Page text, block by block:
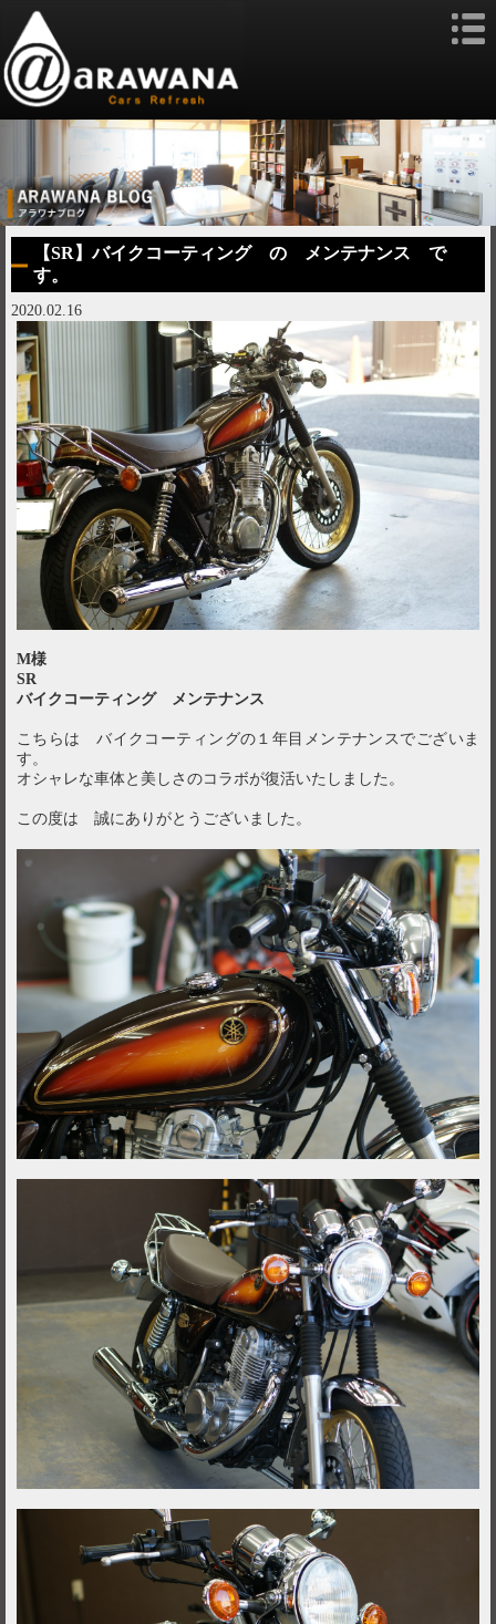
【SR】バイクコーティング の メンテナンス で
す。
2020.02.16
M様
SR
バイクコーティング メンテナンス
こちらは バイクコーティングの１年目メンテナンスでございま
す。
オシャレな車体と美しさのコラボが復活いたしました。
この度は 誠にありがとうございました。